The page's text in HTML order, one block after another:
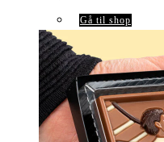
Gå til shop